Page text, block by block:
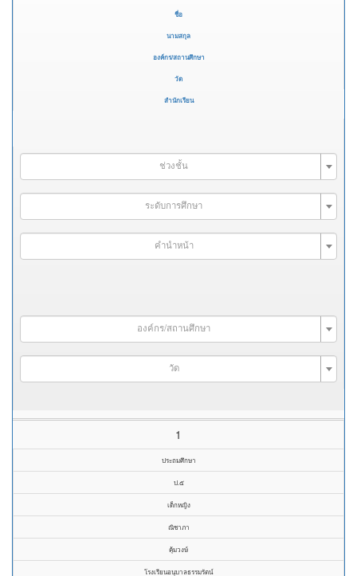
ชื่อ
นามสกุล
องค์กร/สถานศึกษา
วัด
สำนักเรียน
ช่วงชั้น
ระดับการศึกษา
คำนำหน้า
องค์กร/สถานศึกษา
วัด
1
ประถมศึกษา
ป.๕
เด็กหญิง
ณิชาภา
คุ้มวงษ์
โรงเรียนอนุบาลธรรมรัตน์